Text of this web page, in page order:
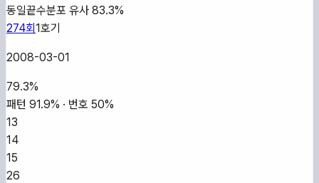
동일끝수분포 유사 83.3%
274회1호기
2008-03-01
79.3%
패턴 91.9% · 번호 50%
13
14
15
26